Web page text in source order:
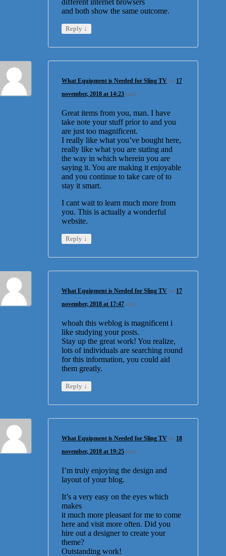
and both show the same outcome.
Reply ↓
What Equipment is Needed for Sling TV on 17
november, 2018 at 14:23 said:
Great items from you, man. I have
take note your stuff prior to and you
are just too magnificent.
I really like what you’ve bought here,
really like what you are stating and
the way in which wherein you are
saying it. You are making it enjoyable
and you continue to take care of to
stay it smart.
I cant wait to learn much more from
you. This is actually a wonderful
website.
Reply ↓
What Equipment is Needed for Sling TV on 17
november, 2018 at 17:47 said:
whoah this weblog is magnificent i
like studying your posts.
Stay up the great work! You realize,
lots of individuals are searching round
for this information, you could aid
them greatly.
Reply ↓
What Equipment is Needed for Sling TV on 18
november, 2018 at 19:25 said:
I’m truly enjoying the design and
layout of your blog.
It’s a very easy on the eyes which
makes
it much more pleasant for me to come
here and visit more often. Did you
hire out a designer to create your
theme?
Outstanding work!